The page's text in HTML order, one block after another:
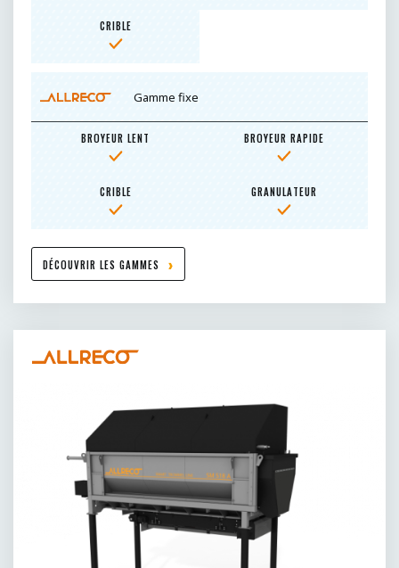
CRIBLE
Gamme fixe
BROYEUR LENT BROYEUR RAPIDE
CRIBLE GRANULATEUR
DÉCOUVRIR LES GAMMES